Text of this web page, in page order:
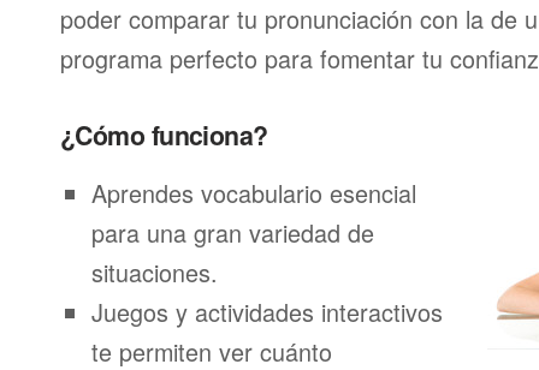
poder comparar tu pronunciación con la de
programa perfecto para fomentar tu
¿Cómo funciona?
Aprendes vocabulario esencial
para una gran variedad de
situaciones.
Juegos y actividades interactivos
te permiten ver cuánto